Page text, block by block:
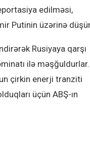
edilməsi,
Putinin üzərinə
Rusiyaya qarşı
ilə məşğuldurlar.
çirkin enerji tranziti
üçün ABŞ-ın